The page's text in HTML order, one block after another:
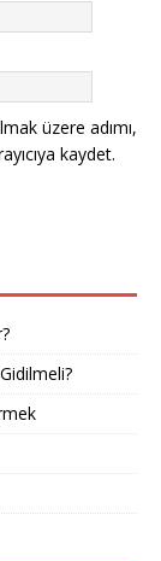
üzere adımı,
kaydet.